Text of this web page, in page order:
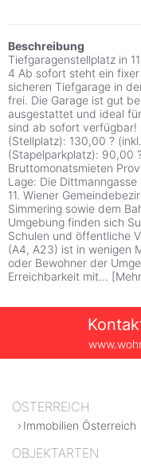
Beschreibung
Tiefgaragenstellplatz in
4 Ab sofort steht ein
sicheren Tiefgarage in
frei. Die Garage ist gut
ausgestattet und ideal
sind ab sofort verfügbar!
(Stellplatz): 130,00 ?
(Stapelparkplatz): 90,00
Bruttomonatsmieten
Lage: Die
11. Wiener
Simmering sowie dem
Umgebung finden sich
Schulen und öffentliche
(A4, A23) ist in wenigen
oder Bewohner der
Erreichbarkeit mit... [Mehr
ÖSTERREICH
Immobilien Österreich
OBJEKTARTEN